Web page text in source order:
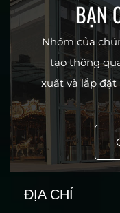
BẠN
Nhóm của
tạo thông
xuất và lắp
ĐỊA CHỈ